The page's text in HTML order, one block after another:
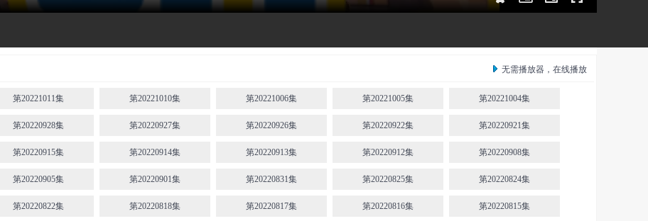
无需播放器，在线播放
第20221011集 第20221010集 第20221006集 第20221005集 第20221004集
第20220928集 第20220927集 第20220926集 第20220922集 第20220921集
第20220915集 第20220914集 第20220913集 第20220912集 第20220908集
第20220905集 第20220901集 第20220831集 第20220825集 第20220824集
第20220822集 第20220818集 第20220817集 第20220816集 第20220815集